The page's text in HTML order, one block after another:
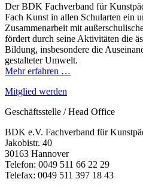
Der BDK Fachverband für
Fach Kunst in allen Schularten ein
Zusammenarbeit mit
fördert durch seine Aktivitäten die
Bildung, insbesondere die
gestalteter Umwelt.
Mehr erfahren …
Mitglied werden
Geschäftsstelle / Head Office
BDK e.V. Fachverband für
Jakobistr. 40
30163 Hannover
Telefon: 0049 511 66 22 29
Telefax: 0049 511 397 18 43